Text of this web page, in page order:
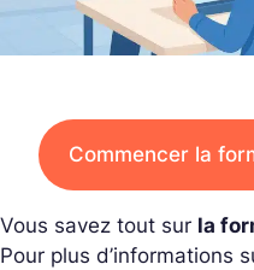
Commencer la
Vous savez tout sur la
Pour plus d’informations